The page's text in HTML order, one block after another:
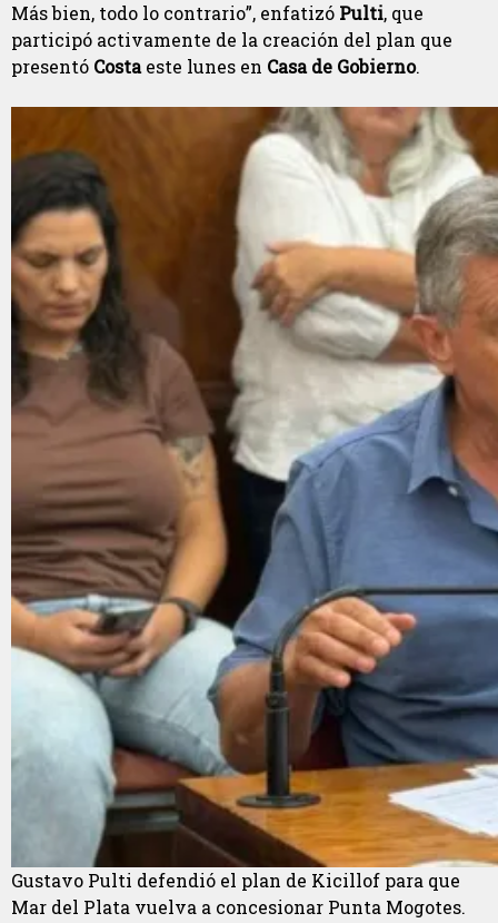
Más bien, todo lo contrario”, enfatizó Pulti, que
participó activamente de la creación del plan que
presentó Costaeste lunes en Casa de Gobierno.
Gustavo Pulti defendió el plan de Kicillof para que
Mar del Plata vuelva a concesionar Punta Mogotes.